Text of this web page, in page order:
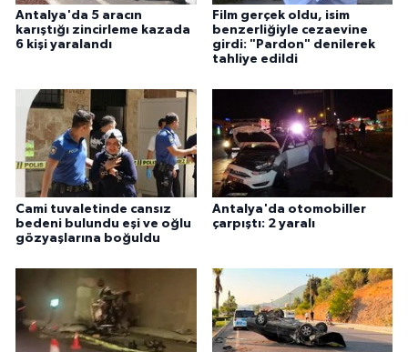
Antalya'da 5 aracın
karıştığı zincirleme kazada
6 kişi yaralandı
Film gerçek oldu, isim
benzerliğiyle cezaevine
girdi: "Pardon" denilerek
tahliye edildi
Cami tuvaletinde cansız
bedeni bulundu eşi ve oğlu
gözyaşlarına boğuldu
Antalya'da otomobiller
çarpıştı: 2 yaralı